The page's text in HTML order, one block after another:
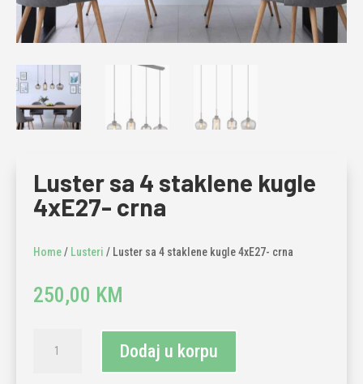
Luster sa 4 staklene kugle
4xE27- crna
Home/ Lusteri / Luster sa 4 staklene kugle 4xE27- crna
250,00 KM
Dodaj u korpu